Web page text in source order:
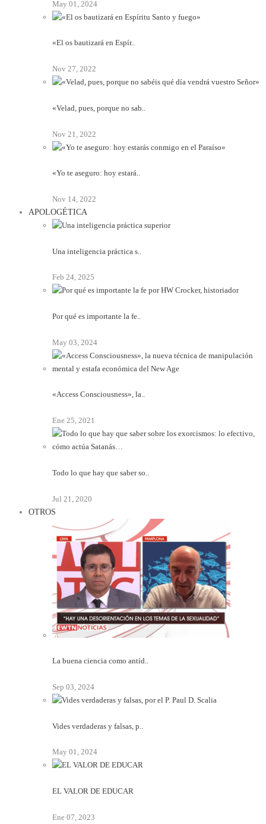
May 01, 2024
«El os bautizará en Espír..
Nov 27, 2022
«Velad, pues, porque no sab..
Nov 21, 2022
«Yo te aseguro: hoy estará..
Nov 14, 2022
APOLOGÉTICA
Una inteligencia práctica s..
Feb 24, 2025
Por qué es importante la fe..
May 03, 2024
«Access Consciousness», la..
Ene 25, 2021
Todo lo que hay que saber so..
Jul 21, 2020
OTROS
La buena ciencia como antíd..
Sep 03, 2024
Vides verdaderas y falsas, p..
May 01, 2024
EL VALOR DE EDUCAR
Ene 07, 2023